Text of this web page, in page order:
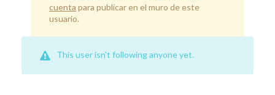
cuenta para publicar en el muro de este
usuario.
This user isn't following anyone yet.